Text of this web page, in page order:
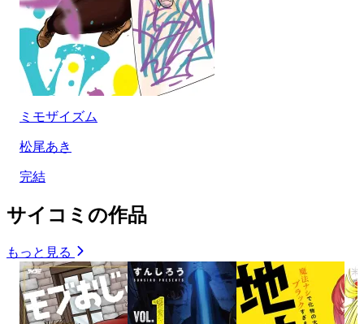
ミモザイズム
松尾あき
完結
サイコミの作品
もっと見る